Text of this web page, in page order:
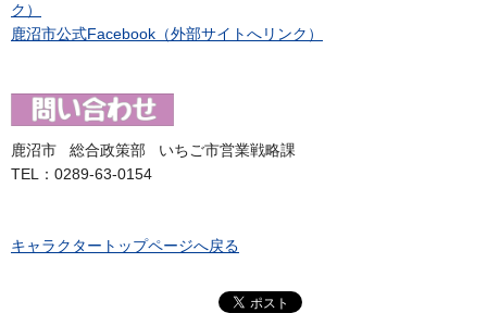
ク）
鹿沼市公式Facebook（外部サイトへリンク）
鹿沼市 総合政策部 いちご市営業戦略課
TEL：0289-63-0154
キャラクタートップページへ戻る